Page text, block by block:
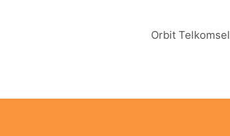
Orbit Telkomsel